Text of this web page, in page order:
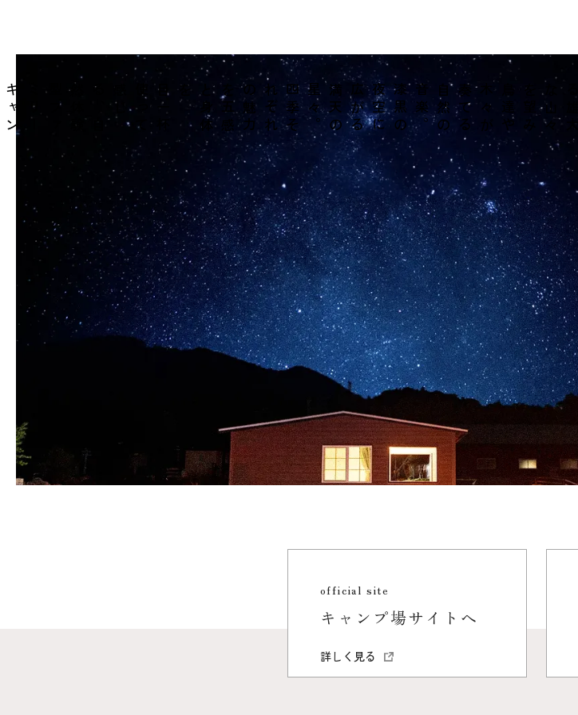
み
鳥
達
や
木
々
が
奏
で
る
自
然
の
音
楽
。
漆
黒
の
夜
空
に
広
が
る
満
天
の
星
々
。
四
季
そ
れ
ぞ
れ
の
魅
力
を
五
感
と
身
体
を
目
一
杯
使
っ
て
感
じ
る
、
自
然
体
験
型
フ
ァ
ミ
リ
ー
キ
ャ
ン
プ
場
。
official site
キャンプ場サイトへ
詳しく見る